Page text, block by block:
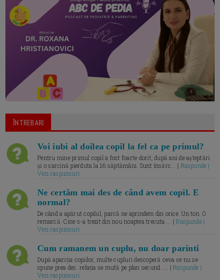
ÎNTREBARI
Voi iubi al doilea copil la fel ca pe primul?
Pentru mine primul copil a fost foarte dorit, după ani de așteptări
și o sarcină pierduta la 16 săptămâni. Sunt însărc... | Raspunde |
Vezi raspunsuri
Ne certăm mai des de când avem copil. E
normal?
De când a apărut copilul, parcă ne aprindem din orice. Un ton. O
remarcă. Cine s-a trezit din nou noaptea trecuta.... |Raspunde |
Vezi raspunsuri
Cum ramanem un cuplu, nu doar parinti
După apariția copiilor, multe cupluri descoperă ceva ce nu se
spune prea des: relația se mută pe plan secund. ... |Raspunde |
Vezi raspunsuri